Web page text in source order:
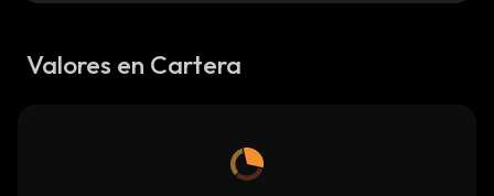
Valores en Cartera